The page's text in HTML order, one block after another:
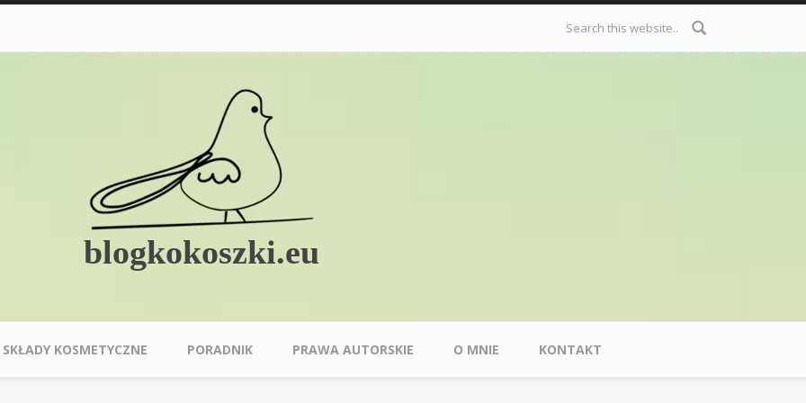
Formularz
wyszukiwania
blogkokoszki.eu
SKŁADY KOSMETYCZNE PORADNIK PRAWA AUTORSKIE O MNIE KONTAKT